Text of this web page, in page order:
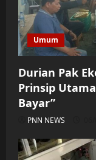
Umum
Durian Pak
Prinsip
Bayar”
PNN NEWS